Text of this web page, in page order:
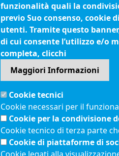
Fax. 089.334865
P.I. 01039610652
C.F. 80003090653
Cod. Fatturazione
Elettronica JCEC5F
Pec
Menù privacy
Feed RSS Note legali
funzionalità quali la
previo Suo consenso, cookie
utenti. Tramite questo
di cui consente l’utilizzo e/o
completa, clicchi
Maggiori Informazioni
Cookie tecnici
Cookie necessari per il
Cookie per la
Cookie tecnico di terza parte
Cookie di piattaforme di